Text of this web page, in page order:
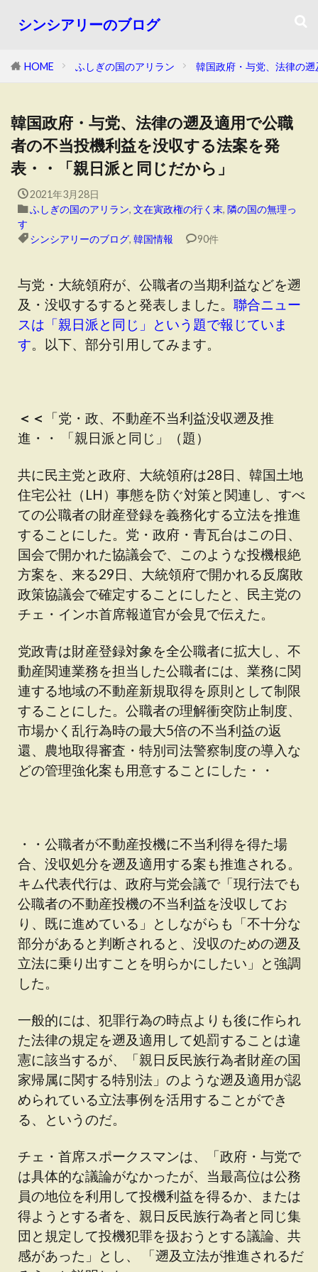
シンシアリーのブログ
HOME ふしぎの国のアリラン 韓国政府・与党、法律の
韓国政府・与党、法律の遡及適用で公職
者の不当投機利益を没収する法案を発
表・・「親日派と同じだから」
2021年3月28日
ふしぎの国のアリラン, 文在寅政権の行く末, 隣の国の無理っ
す
シンシアリーのブログ, 韓国情報 90件
与党・大統領府が、公職者の当期利益などを遡
及・没収するすると発表しました。 聯合ニュー
スは「親日派と同じ」という題で報じていま
す。以下、部分引用してみます。
＜＜
「党・政、不動産不当利益没収遡及推
進・・ 「親日派と同じ」（題）
共に民主党と政府、大統領府は28日、韓国土地
住宅公社（LH）事態を防ぐ対策と関連し、すべ
ての公職者の財産登録を義務化する立法を推進
することにした。党・政府・青瓦台はこの日、
国会で開かれた協議会で、このような投機根絶
方案を、来る29日、大統領府で開かれる反腐敗
政策協議会で確定することにしたと、民主党の
チェ・インホ首席報道官が会見で伝えた。
党政青は財産登録対象を全公職者に拡大し、不
動産関連業務を担当した公職者には、業務に関
連する地域の不動産新規取得を原則として制限
することにした。公職者の理解衝突防止制度、
市場かく乱行為時の最大5倍の不当利益の返
還、農地取得審査・特別司法警察制度の導入な
どの管理強化案も用意することにした・・
・・公職者が不動産投機に不当利得を得た場
合、没収処分を遡及適用する案も推進される。
キム代表代行は、政府与党会議で「現行法でも
公職者の不動産投機の不当利益を没収してお
り、既に進めている」としながらも「不十分な
部分があると判断されると、没収のための遡及
立法に乗り出すことを明らかにしたい」と強調
した。
一般的には、犯罪行為の時点よりも後に作られ
た法律の規定を遡及適用して処罰することは違
憲に該当するが、「親日反民族行為者財産の国
家帰属に関する特別法」のような遡及適用が認
められている立法事例を活用することができ
る、というのだ。
チェ・首席スポークスマンは、「政府・与党で
は具体的な議論がなかったが、当最高位は公務
員の地位を利用して投機利益を得るか、または
得ようとする者を、親日反民族行為者と同じ集
団と規定して投機犯罪を扱おうとする議論、共
感があった」とし、 「遡及立法が推進されるだ